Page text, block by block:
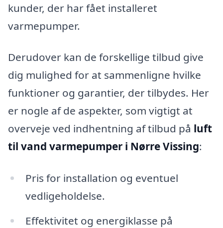
kunder, der har fået installeret
varmepumper.
Derudover kan de forskellige tilbud give
dig mulighed for at sammenligne hvilke
funktioner og garantier, der tilbydes. Her
er nogle af de aspekter, som vigtigt at
overveje ved indhentning af tilbud på luft
til vand varmepumper i Nørre Vissing:
Pris for installation og eventuel
vedligeholdelse.
Effektivitet og energiklasse på